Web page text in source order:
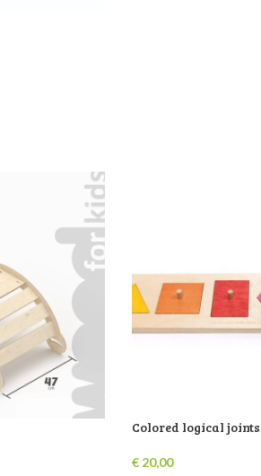
Colored logical
€20,00